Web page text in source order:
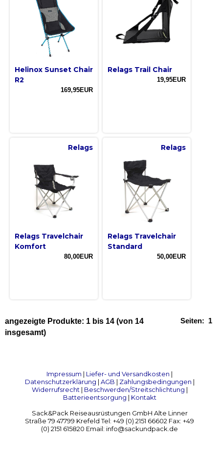
Helinox Sunset Chair
R2
169,95EUR
Relags Trail Chair
19,95EUR
Relags
Relags Travelchair
Komfort
80,00EUR
Relags
Relags Travelchair
Standard
50,00EUR
Seiten: 1
angezeigte Produkte: 1 bis 14 (von 14
insgesamt)
Impressum | Liefer- und Versandkosten |
Datenschutzerklärung | AGB | Zahlungsbedingungen |
Widerrufsrecht| Beschwerden/Streitschlichtung |
Batterieentsorgung | Kontakt
Sack&Pack Reiseausrüstungen GmbH Alte Linner
Straße 79 47799 Krefeld Tel: +49 (0) 2151 66602 Fax: +49
(0) 2151 615820 Email: info@sackundpack.de